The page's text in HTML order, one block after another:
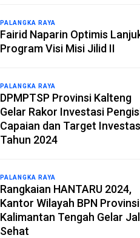
PALANGKA RAYA
Fairid Naparin Optimis
Program Visi Misi Jilid II
PALANGKA RAYA
DPMPTSP Provinsi Kalteng
Gelar Rakor Investasi
Capaian dan Target
Tahun 2024
PALANGKA RAYA
Rangkaian HANTARU 2024,
Kantor Wilayah BPN Provinsi
Kalimantan Tengah Gelar
Sehat